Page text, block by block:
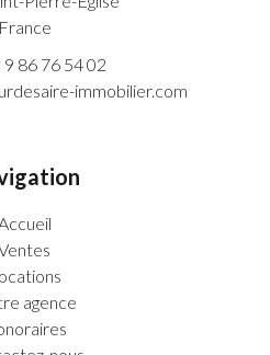
France
9 86 76 54 02
immobilier.com
agence